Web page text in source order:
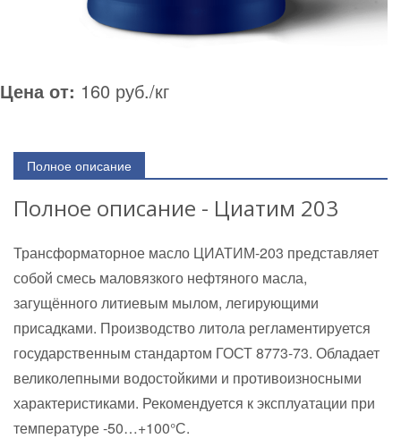
Цена от: 160 руб./кг
Полное описание
Полное описание - Циатим 203
Трансформаторное масло ЦИАТИМ-203 представляет
собой смесь маловязкого нефтяного масла,
загущённого литиевым мылом, легирующими
присадками. Производство литола регламентируется
государственным стандартом ГОСТ 8773-73. Обладает
великолепными водостойкими и противоизносными
характеристиками. Рекомендуется к эксплуатации при
температуре -50…+100°С.